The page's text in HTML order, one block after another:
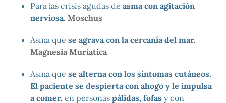
Para las crisis agudas de asma con agitación
nerviosa. Moschus
Asma que se agrava con la cercanía del mar.
Magnesia Muriatica
Asma que se alterna con los síntomas cutáneos.
El paciente se despierta con ahogo y le impulsa
a comer, en personas pálidas, fofas y con